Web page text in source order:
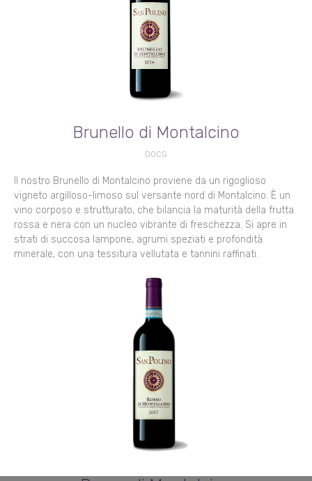
Brunello di Montalcino
DOCG
Il nostro Brunello di Montalcino proviene da un rigoglioso
vigneto argilloso-limoso sul versante nord di Montalcino. È un
vino corposo e strutturato, che bilancia la maturità della frutta
rossa e nera con un nucleo vibrante di freschezza. Si apre in
strati di succosa lampone, agrumi speziati e profondità
minerale, con una tessitura vellutata e tannini raffinati.